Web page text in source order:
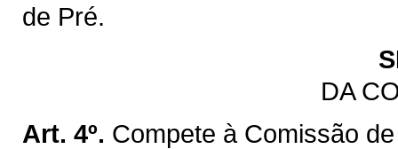
de Pré.
DA
Art. 4º. Compete à Comissão